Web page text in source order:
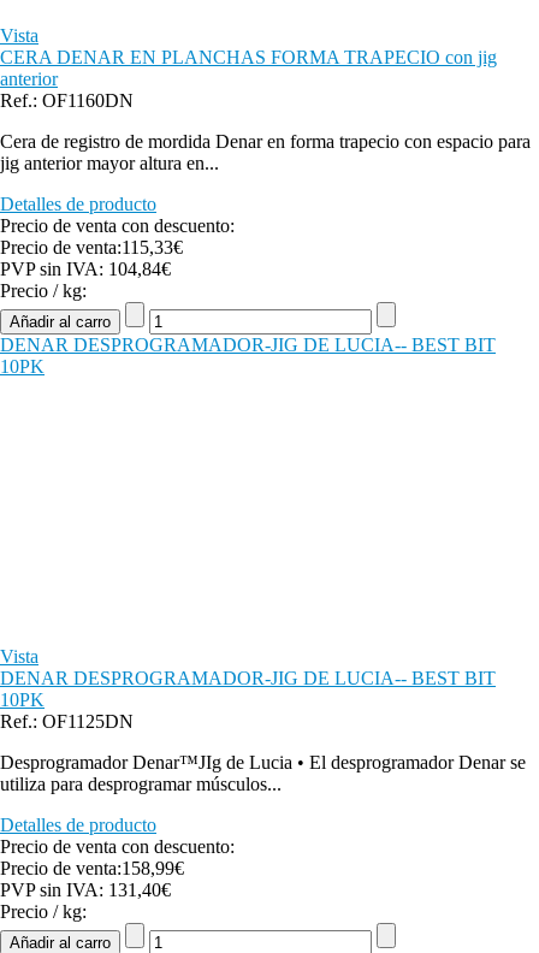
Vista
CERA DENAR EN PLANCHAS FORMA TRAPECIO con jig
anterior
Ref.: OF1160DN
Cera de registro de mordida Denar en forma trapecio con espacio para
jig anterior mayor altura en...
Detalles de producto
Precio de venta con descuento:
Precio de venta:115,33€
PVP sin IVA: 104,84€
Precio / kg:
DENAR DESPROGRAMADOR-JIG DE LUCIA-- BEST BIT
10PK
Vista
DENAR DESPROGRAMADOR-JIG DE LUCIA-- BEST BIT
10PK
Ref.: OF1125DN
Desprogramador Denar™JIg de Lucia • El desprogramador Denar se
utiliza para desprogramar músculos...
Detalles de producto
Precio de venta con descuento:
Precio de venta:158,99€
PVP sin IVA: 131,40€
Precio / kg: